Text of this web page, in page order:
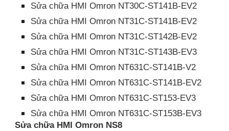
Sửa chữa HMI Omron NT30C-ST141B-EV2
Sửa chữa HMI Omron NT31C-ST141B-EV2
Sửa chữa HMI Omron NT31C-ST142B-EV2
Sửa chữa HMI Omron NT31C-ST143B-EV3
Sửa chữa HMI Omron NT631C-ST141B-V2
Sửa chữa HMI Omron NT631C-ST141B-EV2
Sửa chữa HMI Omron NT631C-ST153-EV3
Sửa chữa HMI Omron NT631C-ST153B-EV3
Sửa chữa HMI Omron NS8